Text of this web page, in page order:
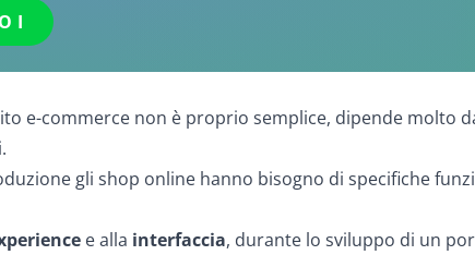
e-commerce non è proprio semplice, dipende molto
gli shop online hanno bisogno di specifiche
e alla interfaccia, durante lo sviluppo di un